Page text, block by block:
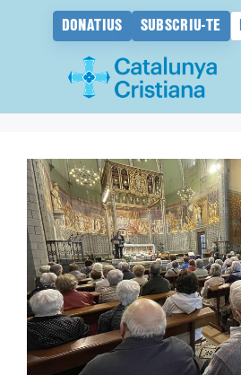
DONATIUS SUBSCRIU-TE
contingut